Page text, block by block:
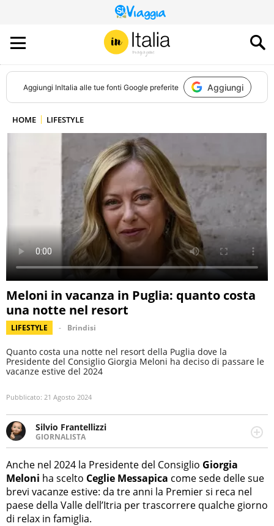
QUESTO
SITO
CONTRIBUISCE
ALL’AUDIENCE
DI
Aggiungi InItalia alle tue fonti Google preferite Aggiungi
HOME LIFESTYLE
Meloni in vacanza in Puglia: quanto costa
una notte nel resort
LIFESTYLE Brindisi
Quanto costa una notte nel resort della Puglia dove la
Presidente del Consiglio Giorgia Meloni ha deciso di passare le
vacanze estive del 2024
Pubblicato: 21 Agosto 2024
Silvio Frantellizzi
GIORNALISTA
Giornalista pubblicista. Da oltre dieci anni si occupa di
informazione sul web, scrivendo di sport, attualità,
cronaca, motori, spettacolo e videogame.
Anche nel 2024 la Presidente del Consiglio Giorgia
Meloni ha scelto Ceglie Messapica come sede delle sue
brevi vacanze estive: da tre anni la Premier si reca nel
paese della Valle dell’Itria per trascorrere qualche giorno
di relax in famiglia.